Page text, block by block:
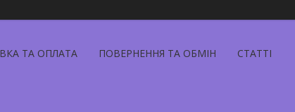
ТА ОПЛАТА ПОВЕРНЕННЯ ТА ОБМІН СТАТТІ